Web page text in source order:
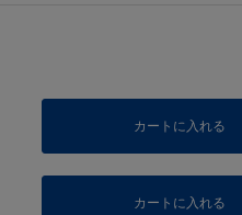
カートに入れる
カートに入れる